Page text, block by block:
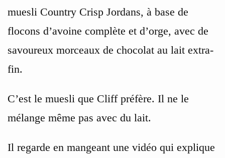
muesli Country Crisp Jordans, à base de
flocons d’avoine complète et d’orge, avec de
savoureux morceaux de chocolat au lait extra-
fin.
C’est le muesli que Cliff préfère. Il ne le
mélange même pas avec du lait.
Il regarde en mangeant une vidéo qui explique